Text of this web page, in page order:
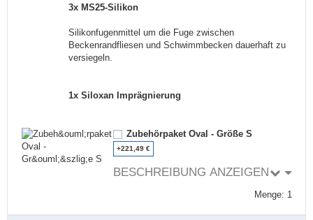
3x MS25-Silikon
Silikonfugenmittel um die Fuge zwischen
Beckenrandfliesen und Schwimmbecken dauerhaft zu
versiegeln.
1x Siloxan Imprägnierung
Zubehörpaket Oval - Größe S
+221,49 €
BESCHREIBUNG ANZEIGEN
Menge: 1